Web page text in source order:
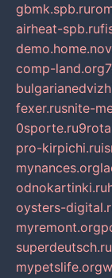
gbmk.spb.ru
airheat-spb.ru
comp-land.org
fexer.rusnite-
0sporte.ru
pro-kirpichi.ru
mynances.org
odnokartinki.ru
oysters-
myremont.org
superdeutsch.ru
mypetslife.org